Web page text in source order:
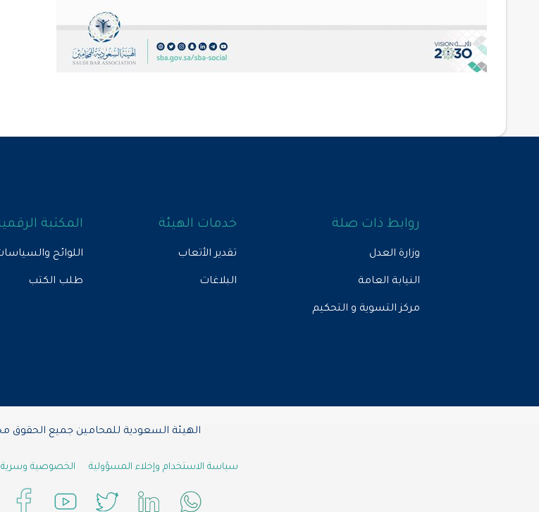
روابط ذات صلة
وزارة العدل
النيابة العامة
مركز التسوية و التحكيم
خدمات الهيئة
تقدير الأتعاب
البلاغات
المكتبة
اللوائح
طلب الكتب
الهيئة السعودية للمحامين جميع الحقوق
سياسة الاستخدام وإخلاء المسؤولية الخصوصية وسرية